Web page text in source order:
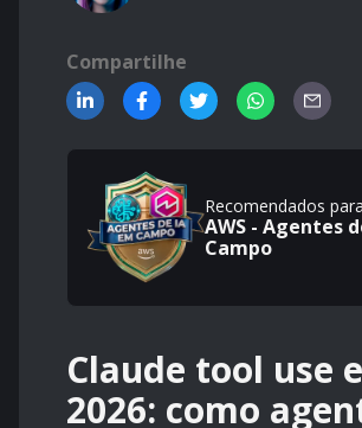
Compartilhe
Recomendados
AWS - Agentes
Campo
Claude tool use
2026: como